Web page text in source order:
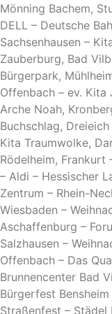
Mönning Bachem,
DELL – Deutsche
Sachsenhausen –
Zauberburg, Bad
Bürgerpark,
Offenbach – ev. Kita
Arche Noah,
Buchschlag,
Kita Traumwolke,
Rödelheim, Frankurt
– Aldi – Hessischer
Zentrum – Rhein-
Wiesbaden –
Aschaffenburg –
Salzhausen –
Offenbach – Das
Brunnencenter Bad
Bürgerfest
Straßenfest – Städel